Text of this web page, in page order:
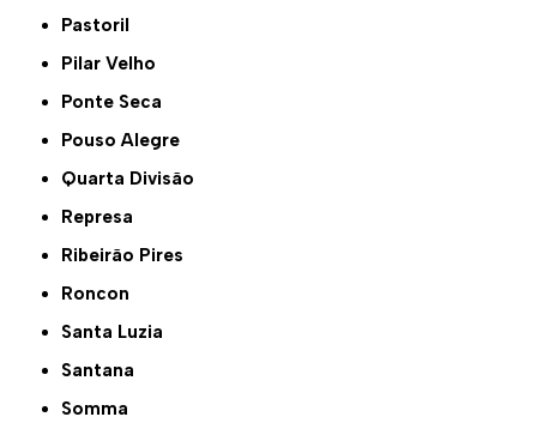
Pastoril
Pilar Velho
Ponte Seca
Pouso Alegre
Quarta Divisão
Represa
Ribeirão Pires
Roncon
Santa Luzia
Santana
Somma